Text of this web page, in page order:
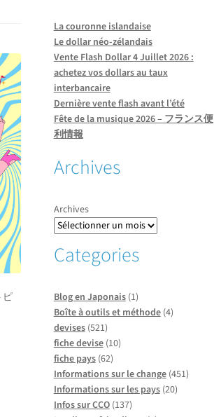
ピ
La couronne islandaise
Le dollar néo-zélandais
Vente Flash Dollar 4 Juillet 2026 :
achetez vos dollars au taux
interbancaire
Dernière vente flash avant l’été
Fête de la musique 2026 – フランス便
利情報
Archives
Archives
Categories
Blog en Japonais(1)
Boîte à outils et méthode(4)
devises(521)
fiche devise(10)
fiche pays(62)
Informations sur le change(451)
Informations sur les pays(20)
Infos sur CCO(137)